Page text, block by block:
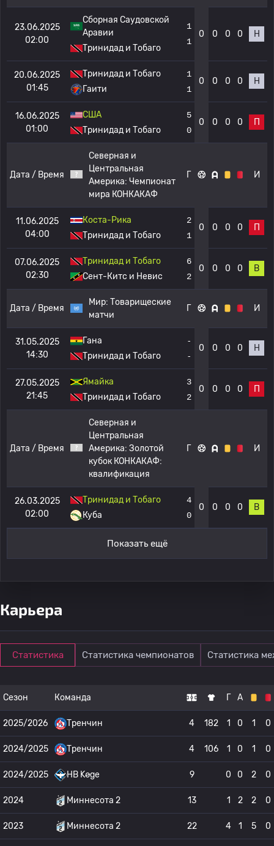
23.06.2025
02:00
Сборная Саудовской
Аравии
Тринидад и Тобаго
1
1
0 0 0 0 Н
20.06.2025
01:45
Тринидад и Тобаго
Гаити
1
1
0 0 0 0 Н
16.06.2025
01:00
США
Тринидад и Тобаго
5
0
0 0 0 0 П
Дата / Время
Северная и
Центральная
Америка: Чемпионат
мира КОНКАКАФ
Г И
11.06.2025
04:00
Коста-Рика
Тринидад и Тобаго
2
1
0 0 0 0 П
07.06.2025
02:30
Тринидад и Тобаго
Сент-Китс и Невис
6
2
0 0 0 0 В
Дата / Время
Мир: Товарищеские
матчи
Г И
31.05.2025
14:30
Гана
Тринидад и Тобаго
-
-
0 0 0 0 Н
27.05.2025
21:45
Ямайка
Тринидад и Тобаго
3
2
0 0 0 0 П
Дата / Время
Северная и
Центральная
Америка: Золотой
кубок КОНКАКАФ:
квалификация
Г И
26.03.2025
02:00
Тринидад и Тобаго
Куба
4
0
0 0 0 0 В
Показать ещё
Карьера
Статистика Статистика чемпионатов Статистика
Сезон Команда Г А
2025/2026 Тренчин 4 182 1 0 1 0
2024/2025 Тренчин 4 106 1 0 1 0
2024/2025 HB Køge 9 0 0 2 0
2024 Миннесота 2 13 1 2 2 0
2023 Миннесота 2 22 4 1 5 0